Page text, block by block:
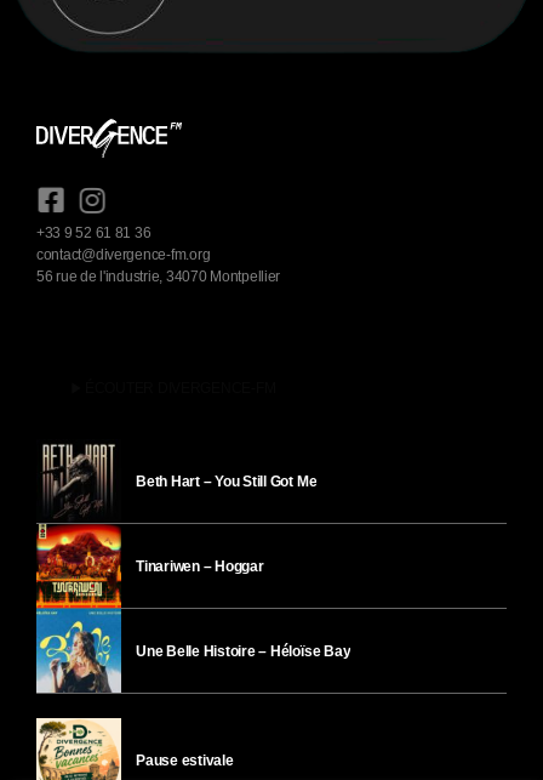
+33 9 52 61 81 36
contact@divergence-fm.org
56 rue de l'industrie, 34070 Montpellier
Beth Hart – You Still Got Me
Tinariwen – Hoggar
Une Belle Histoire – Héloïse Bay
Pause estivale